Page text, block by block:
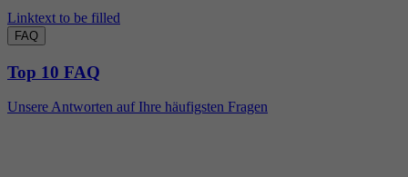
Linktext to be filled
FAQ
Top 10 FAQ
Unsere Antworten auf Ihre häufigsten Fragen